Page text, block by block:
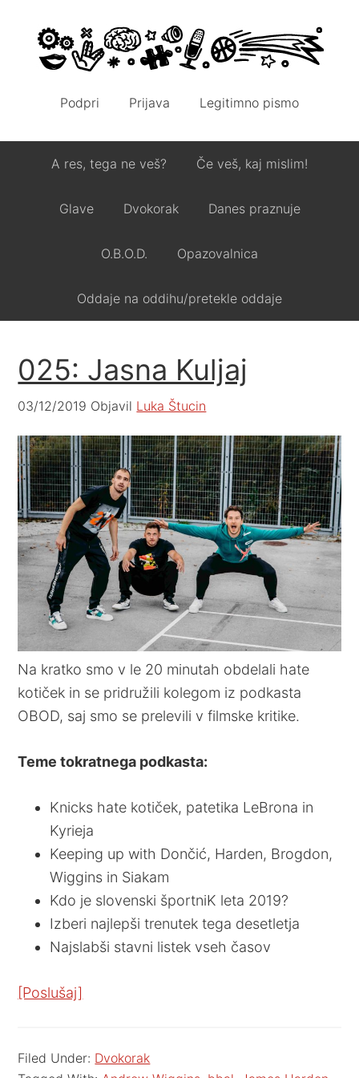
Podpri Prijava Legitimno pismo
A res, tega ne veš? Če veš, kaj mislim!
Glave Dvokorak Danes praznuje
O.B.O.D. Opazovalnica
Oddaje na oddihu/pretekle oddaje
025: Jasna Kuljaj
03/12/2019 Objavil Luka Štucin
Na kratko smo v le 20 minutah obdelali hate
kotiček in se pridružili kolegom iz podkasta
OBOD, saj smo se prelevili v filmske kritike.
Teme tokratnega podkasta:
Knicks hate kotiček, patetika LeBrona in
Kyrieja
Keeping up with Dončić, Harden, Brogdon,
Wiggins in Siakam
Kdo je slovenski športniK leta 2019?
Izberi najlepši trenutek tega desetletja
Najslabši stavni listek vseh časov
[Poslušaj]
Filed Under: Dvokorak